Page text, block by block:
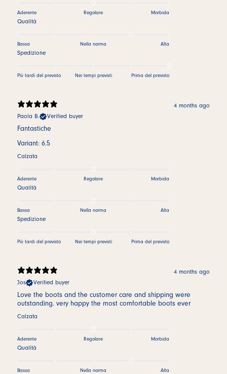
Aderente Regolare Morbida
Qualità
Bassa Nella norma Alta
Spedizione
Più tardi del previsto Nei tempi previsti Prima del previsto
4 months ago
Paola B.
Verified buyer
Fantastiche
Variant: 6.5
Calzata
Aderente Regolare Morbida
Qualità
Bassa Nella norma Alta
Spedizione
Più tardi del previsto Nei tempi previsti Prima del previsto
4 months ago
Jos
Verified buyer
Love the boots and the customer care and shipping were
outstanding. very happy the most comfortable boots ever
Calzata
Aderente Regolare Morbida
Qualità
Bassa Nella norma Alta